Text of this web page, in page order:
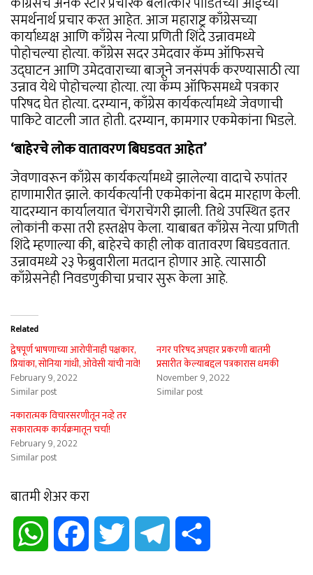
समर्थनार्थ प्रचार करत आहेत. आज महाराष्ट्र काँग्रेसच्या
कार्याध्यक्ष आणि काँग्रेस नेत्या प्रणिती शिंदे उन्नावमध्ये
पोहोचल्या होत्या. काँग्रेस सदर उमेदवार कॅम्प ऑफिसचे
उद्घाटन आणि उमेदवाराच्या बाजूने जनसंपर्क करण्यासाठी त्या
उन्नाव येथे पोहोचल्या होत्या. त्या कॅम्प ऑफिसमध्ये पत्रकार
परिषद घेत होत्या. दरम्यान, काँग्रेस कार्यकर्त्यांमध्ये जेवणाची
पाकिटे वाटली जात होती. दरम्यान, कामगार एकमेकांना भिडले.
‘बाहेरचे लोक वातावरण बिघडवत आहेत’
जेवणावरून काँग्रेस कार्यकर्त्यांमध्ये झालेल्या वादाचे रुपांतर
हाणामारीत झाले. कार्यकर्त्यांनी एकमेकांना बेदम मारहाण केली.
यादरम्यान कार्यालयात चेंगराचेंगरी झाली. तिथे उपस्थित इतर
लोकांनी कसा तरी हस्तक्षेप केला. याबाबत काँग्रेस नेत्या प्रणिती
शिंदे म्हणाल्या की, बाहेरचे काही लोक वातावरण बिघडवतात.
उन्नावमध्ये २३ फेब्रुवारीला मतदान होणार आहे. त्यासाठी
काँग्रेसनेही निवडणुकीचा प्रचार सुरू केला आहे.
Related
द्वेषपूर्ण भाषणाच्या आरोपींनाही पक्षकार,
प्रियांका, सोनिया गांधी, ओवेसी यांची नावे!
February 9, 2022
Similar post
नगर परिषद अपहार प्रकरणी बातमी
प्रसारीत केल्याबद्दल पत्रकारास धमकी
November 9, 2022
Similar post
नकारात्मक विचारसरणीतून नव्हे तर
सकारात्मक कार्यक्रमातून चर्चा!
February 9, 2022
Similar post
बातमी शेअर करा
WhatsApp Facebook Twitter Telegram